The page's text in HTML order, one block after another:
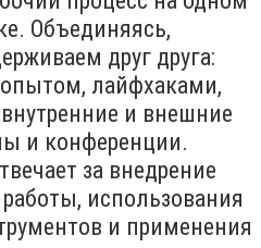
Объединяясь,
друг друга:
лайфхаками,
и внешние
и конференции.
за внедрение
работы, использования
и применения